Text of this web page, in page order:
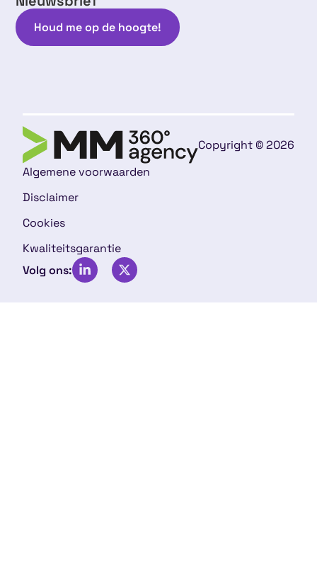
Houd me op de hoogte!
Copyright © 2026
Algemene voorwaarden
Disclaimer
Cookies
Kwaliteitsgarantie
Volg ons: